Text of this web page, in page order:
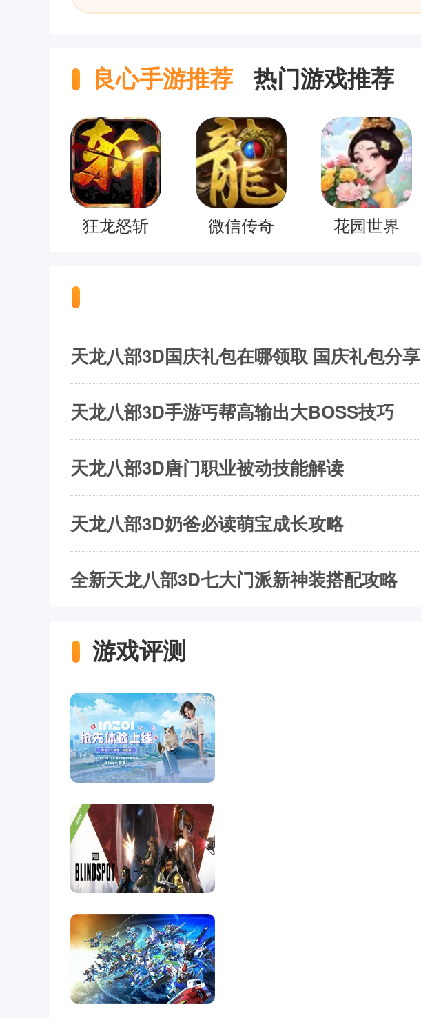
良心手游推荐 热门游戏推荐
狂龙怒斩 微信传奇 花园世界
天龙八部3D国庆礼包在哪领取 国庆礼包分享
天龙八部3D手游丐帮高输出大BOSS技巧
天龙八部3D唐门职业被动技能解读
天龙八部3D奶爸必读萌宝成长攻略
全新天龙八部3D七大门派新神装搭配攻略
游戏评测